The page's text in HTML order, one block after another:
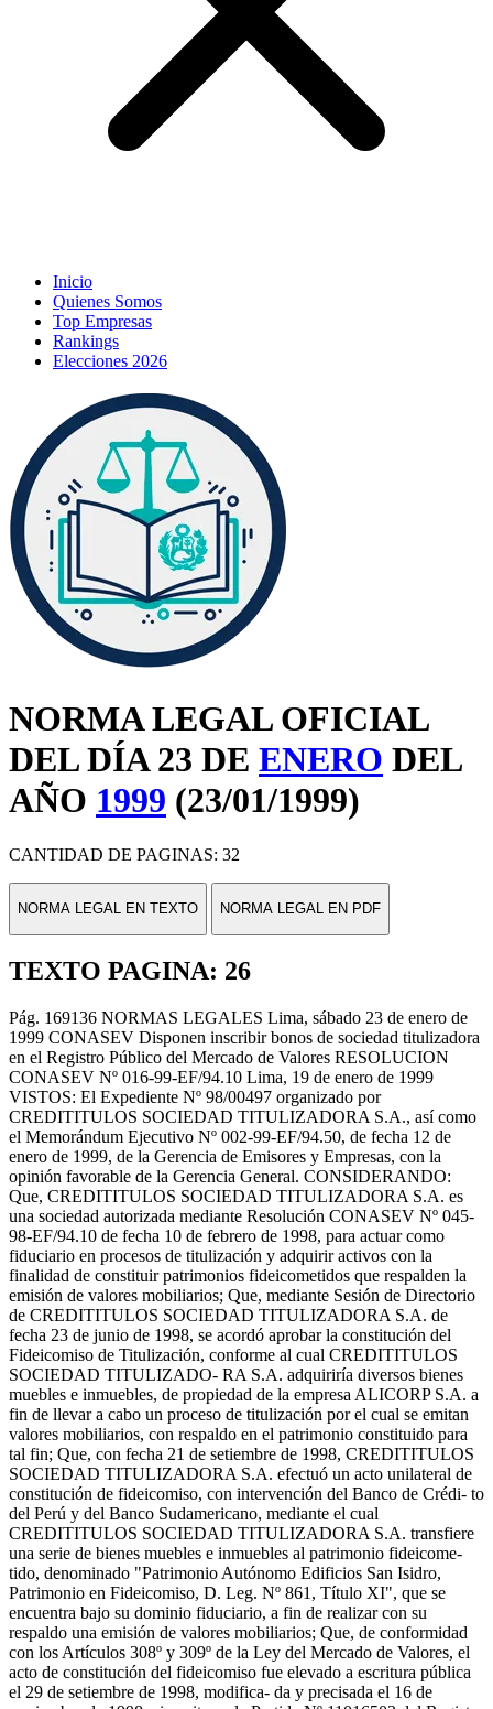
Inicio
Quienes Somos
Top Empresas
Rankings
Elecciones 2026
NORMA LEGAL OFICIAL
DEL DÍA 23 DE ENERO DEL
AÑO 1999 (23/01/1999)
CANTIDAD DE PAGINAS: 32
NORMA LEGAL EN TEXTO NORMA LEGAL EN PDF
TEXTO PAGINA: 26
Pág. 169136 NORMAS LEGALES Lima, sábado 23 de enero de
1999 CONASEV Disponen inscribir bonos de sociedad titulizadora
en el Registro Público del Mercado de Valores RESOLUCION
CONASEV Nº 016-99-EF/94.10 Lima, 19 de enero de 1999
VISTOS: El Expediente Nº 98/00497 organizado por
CREDITITULOS SOCIEDAD TITULIZADORA S.A., así como
el Memorándum Ejecutivo Nº 002-99-EF/94.50, de fecha 12 de
enero de 1999, de la Gerencia de Emisores y Empresas, con la
opinión favorable de la Gerencia General. CONSIDERANDO:
Que, CREDITITULOS SOCIEDAD TITULIZADORA S.A. es
una sociedad autorizada mediante Resolución CONASEV Nº 045-
98-EF/94.10 de fecha 10 de febrero de 1998, para actuar como
fiduciario en procesos de titulización y adquirir activos con la
finalidad de constituir patrimonios fideicometidos que respalden la
emisión de valores mobiliarios; Que, mediante Sesión de Directorio
de CREDITITULOS SOCIEDAD TITULIZADORA S.A. de
fecha 23 de junio de 1998, se acordó aprobar la constitución del
Fideicomiso de Titulización, conforme al cual CREDITITULOS
SOCIEDAD TITULIZADO- RA S.A. adquiriría diversos bienes
muebles e inmuebles, de propiedad de la empresa ALICORP S.A. a
fin de llevar a cabo un proceso de titulización por el cual se emitan
valores mobiliarios, con respaldo en el patrimonio constituido para
tal fin; Que, con fecha 21 de setiembre de 1998, CREDITITULOS
SOCIEDAD TITULIZADORA S.A. efectuó un acto unilateral de
constitución de fideicomiso, con intervención del Banco de Crédi- to
del Perú y del Banco Sudamericano, mediante el cual
CREDITITULOS SOCIEDAD TITULIZADORA S.A. transfiere
una serie de bienes muebles e inmuebles al patrimonio fideicome-
tido, denominado "Patrimonio Autónomo Edificios San Isidro,
Patrimonio en Fideicomiso, D. Leg. Nº 861, Título XI", que se
encuentra bajo su dominio fiduciario, a fin de realizar con su
respaldo una emisión de valores mobiliarios; Que, de conformidad
con los Artículos 308º y 309º de la Ley del Mercado de Valores, el
acto de constitución del fideicomiso fue elevado a escritura pública
el 29 de setiembre de 1998, modifica- da y precisada el 16 de